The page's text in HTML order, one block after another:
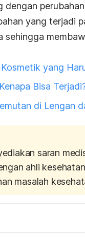
dengan
yang terjadi
sehingga
yang
Bisa
di Lengan
saran
ahli
masalah